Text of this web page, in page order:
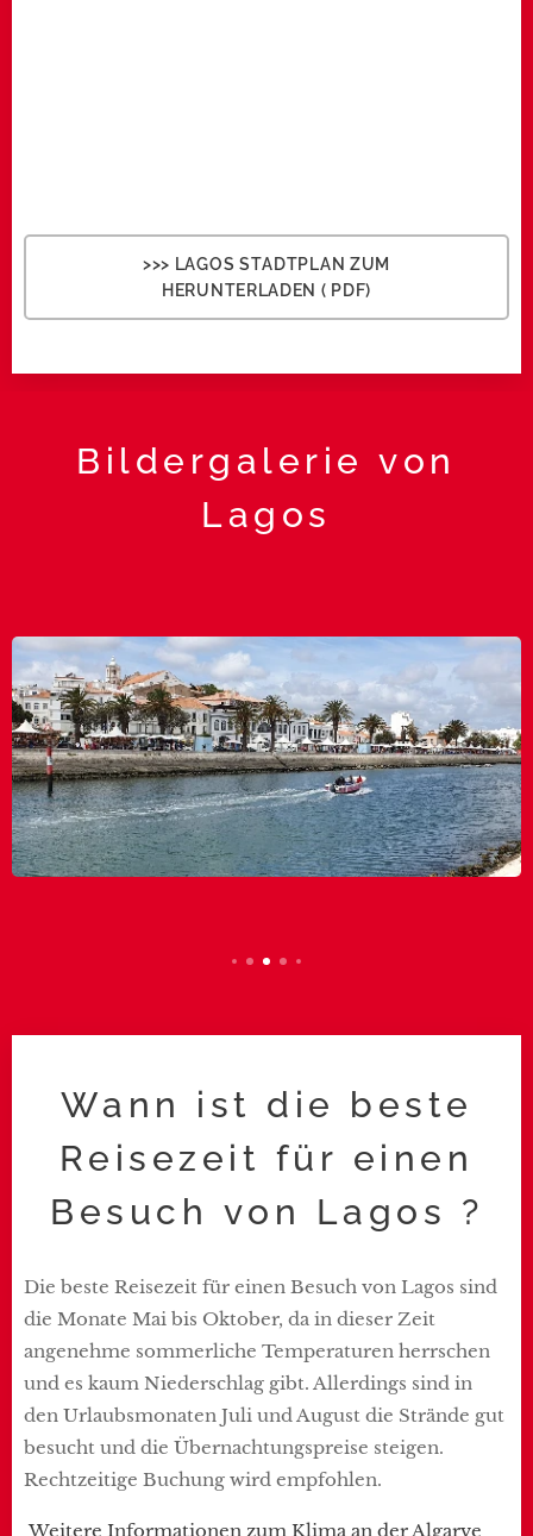
>>> LAGOS STADTPLAN ZUM
HERUNTERLADEN ( PDF)
Bildergalerie von
Lagos
Wann ist die beste
Reisezeit für einen
Besuch von Lagos ?
Die beste Reisezeit für einen Besuch von Lagos sind
die Monate Mai bis Oktober, da in dieser Zeit
angenehme sommerliche Temperaturen herrschen
und es kaum Niederschlag gibt. Allerdings sind in
den Urlaubsmonaten Juli und August die Strände gut
besucht und die Übernachtungspreise steigen.
Rechtzeitige Buchung wird empfohlen.
Weitere Informationen zum Klima an der Algarve